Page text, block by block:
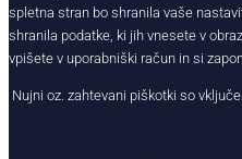
spletna stran bo shranila vaše
shranila podatke, ki jih vnesete v
vpišete v uporabniški račun in si
Nujni oz. zahtevani piškotki so